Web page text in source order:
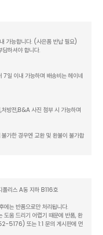
가능합니다. (사은품 반납 필요)
하셔야 합니다.
일 이내 가능하며 배송비는 헤이네
방전,B&A 사진 첨부 시 가능하며
가한 경우엔 교환 및 환불이 불가합
리스 A동 지하 B116호
에는 반품으로만 처리됩니다.
도움 드리기 어렵기 때문에 반품, 환
5176) 또는 1:1 문의 게시판에 먼